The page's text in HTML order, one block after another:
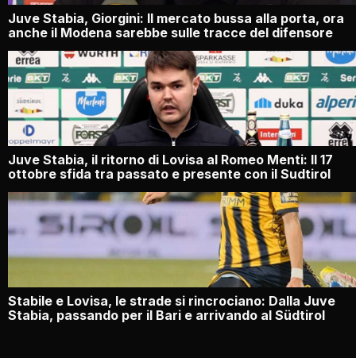
Juve Stabia, Giorgini: Il mercato bussa alla porta, ora
anche il Modena sarebbe sulle tracce del difensore
Juve Stabia, il ritorno di Lovisa al Romeo Menti: Il 17
ottobre sfida tra passato e presente con il Sudtirol
Stabile e Lovisa, le strade si rincrociano: Dalla Juve
Stabia, passando per il Bari e arrivando al Südtirol